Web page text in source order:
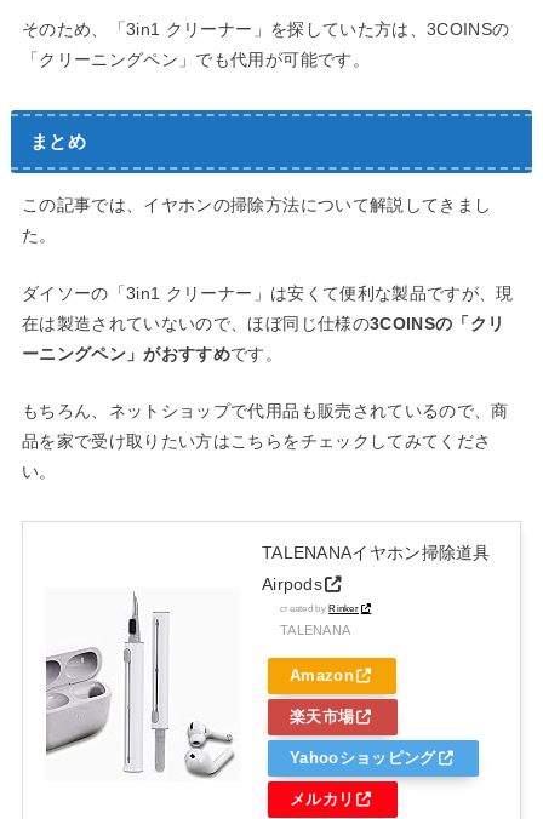
そのため、「3in1 クリーナー」を探していた方は、3COINSの
「クリーニングペン」でも代用が可能です。
まとめ
この記事では、イヤホンの掃除方法について解説してきまし
た。
ダイソーの「3in1 クリーナー」は安くて便利な製品ですが、現
在は製造されていないので、ほぼ同じ仕様の3COINSの「クリ
ーニングペン」がおすすめです。
もちろん、ネットショップで代用品も販売されているので、商
品を家で受け取りたい方はこちらをチェックしてみてくださ
い。
TALENANAイヤホン掃除道具
Airpods
created byRinker
TALENANA
Amazon
楽天市場
Yahooショッピング
メルカリ